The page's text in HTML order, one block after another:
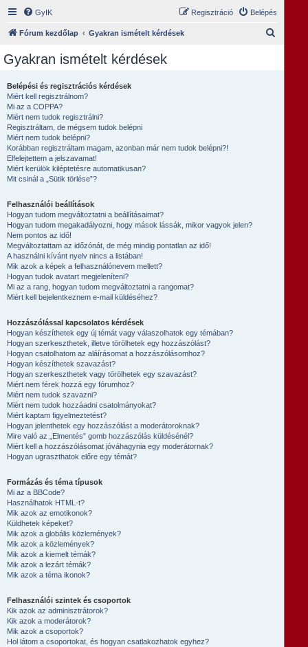
GyIK Belépés
Regisztráció
Fórum kezdőlap Gyakran ismételt kérdések
Gyakran ismételt kérdések
Belépési és regisztrációs kérdések
Miért kell regisztrálnom?
Mi az a COPPA?
Miért nem tudok regisztrálni?
Regisztráltam, de mégsem tudok belépni
Miért nem tudok belépni?
Korábban regisztráltam magam, azonban már nem tudok belépni?!
Elfelejtettem a jelszavamat!
Miért kerülök kiléptetésre automatikusan?
Mit csinál a „Sütik törlése”?
Felhasználói beállítások
Hogyan tudom megváltoztatni a beállításaimat?
Hogyan tudom megakadályozni, hogy mások lássák, mikor vagyok jelen?
Nem pontos az idő!
Megváltoztattam az időzónát, de még mindig pontatlan az idő!
A használni kívánt nyelv nincs a listában!
Mik azok a képek a felhasználónevem mellett?
Hogyan tudok avatart megjeleníteni?
Mi az a rang, hogyan tudom megváltoztatni a rangomat?
Miért kell bejelentkeznem e-mail küldéséhez?
Hozzászólással kapcsolatos kérdések
Hogyan készíthetek egy új témát vagy válaszolhatok egy témában?
Hogyan szerkeszthetek, illetve törölhetek egy hozzászólást?
Hogyan csatolhatom az aláírásomat a hozzászólásomhoz?
Hogyan készíthetek szavazást?
Hogyan szerkeszthetek vagy törölhetek egy szavazást?
Miért nem férek hozzá egy fórumhoz?
Miért nem tudok szavazni?
Miért nem tudok hozzáadni csatolmányokat?
Miért kaptam figyelmeztetést?
Hogyan jelenthetek egy hozzászólást a moderátoroknak?
Mire való az „Elmentés” gomb hozzászólás küldésénél?
Miért kell a hozzászólásomat jóváhagynia egy moderátornak?
Hogyan ugraszthatok előre egy témát?
Formázás és téma típusok
Mi az a BBCode?
Használhatok HTML-t?
Mik azok az emotikonok?
Küldhetek képeket?
Mik azok a globális közlemények?
Mik azok a közlemények?
Mik azok a kiemelt témák?
Mik azok a lezárt témák?
Mik azok a téma ikonok?
Felhasználói szintek és csoportok
Kik azok az adminisztrátorok?
Kik azok a moderátorok?
Mik azok a csoportok?
Hol látom a csoportokat, és hogyan csatlakozhatok egyhez?